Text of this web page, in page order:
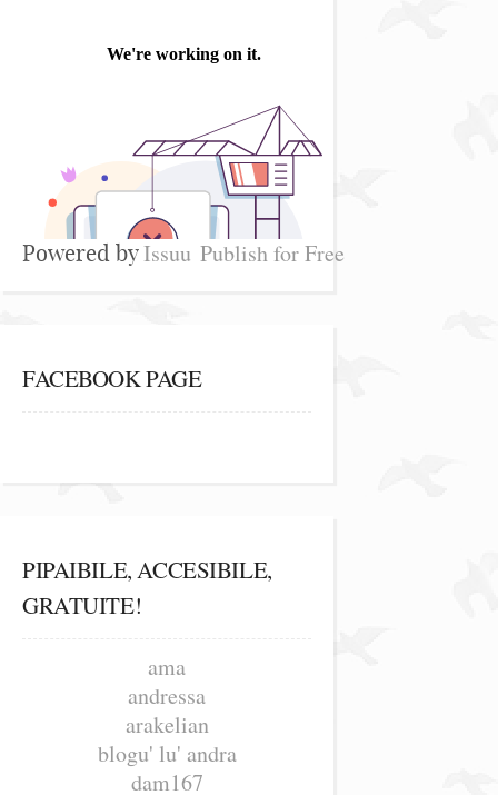
Powered byIssuu Publish for Free
FACEBOOK PAGE
PIPAIBILE, ACCESIBILE,
GRATUITE!
ama
andressa
arakelian
blogu' lu' andra
dam167